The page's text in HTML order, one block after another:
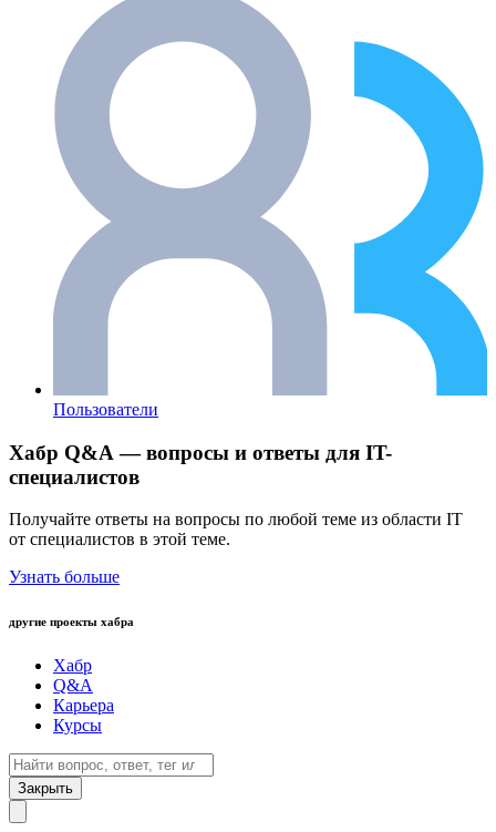
Пользователи
Хабр Q&A — вопросы и ответы для IT-
специалистов
Получайте ответы на вопросы по любой теме из области IT
от специалистов в этой теме.
Узнать больше
другие проекты хабра
Хабр
Q&A
Карьера
Курсы
Закрыть